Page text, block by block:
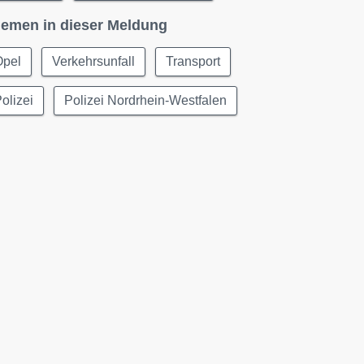
in dieser Meldung
Verkehrsunfall Transport
Polizei Nordrhein-Westfalen